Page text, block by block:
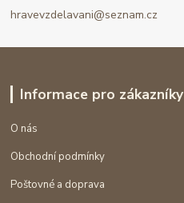
hravevzdelavani@seznam.cz
Informace pro zákazníky
O nás
Obchodní podmínky
Poštovné a doprava